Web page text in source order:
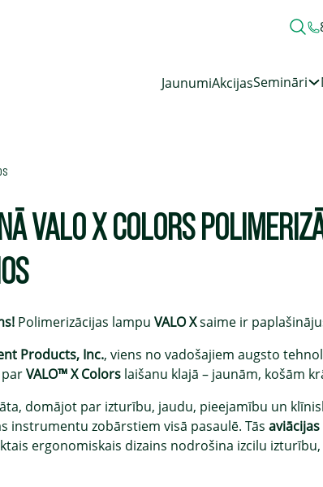
JaunumiAkcijasSemināri
VALO X COLORS
Polimerizācijas lampu VALO Xsaime ir
Products, Inc., viens no vadošajiem augsto
VALO™ X Colors laišanu klajā – jaunām, košām
domājot par izturību, jaudu, pieejamību un
instrumentu zobārstiem visā pasaulē. Tās
ergonomiskais dizains nodrošina izcilu